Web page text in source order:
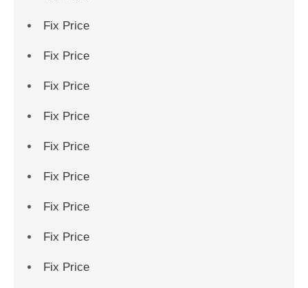
Fix Price
Fix Price
Fix Price
Fix Price
Fix Price
Fix Price
Fix Price
Fix Price
Fix Price